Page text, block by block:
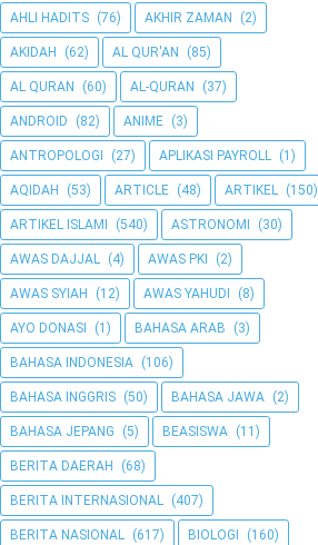
AHLI HADITS (76) AKHIR ZAMAN (2)
AKIDAH (62) AL QUR'AN (85)
AL QURAN (60) AL-QURAN (37)
ANDROID (82) ANIME (3)
ANTROPOLOGI (27) APLIKASI PAYROLL (1)
AQIDAH (53) ARTICLE (48) ARTIKEL (150)
ARTIKEL ISLAMI (540) ASTRONOMI (30)
AWAS DAJJAL (4) AWAS PKI (2)
AWAS SYIAH (12) AWAS YAHUDI (8)
AYO DONASI (1) BAHASA ARAB (3)
BAHASA INDONESIA (106)
BAHASA INGGRIS (50) BAHASA JAWA (2)
BAHASA JEPANG (5) BEASISWA (11)
BERITA DAERAH (68)
BERITA INTERNASIONAL (407)
BERITA NASIONAL (617) BIOLOGI (160)